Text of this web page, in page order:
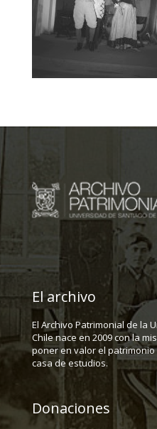
El archivo
El Archivo Patrimonial de la
Chile nace en 2009 con la
poner en valor el
casa de estudios.
Donaciones